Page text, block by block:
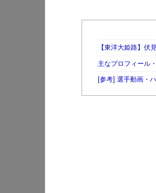
【東洋大姫路】伏
主なプロフィール
[参考] 選手動画・